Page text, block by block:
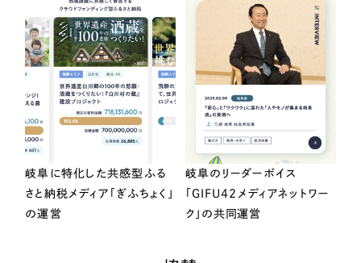
岐阜に特化した共感型ふる
さと納税メディア「ぎふちょく」
の運営
岐阜のリーダーボイス
「GIFU42メディアネットワー
ク」の共同運営